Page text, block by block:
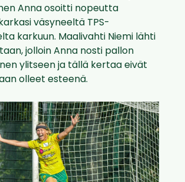
Anna osoitti nopeutta
väsyneeltä TPS-
karkuun. Maalivahti Niemi lähti
jolloin Anna nosti pallon
ylitseen ja tällä kertaa eivät
olleet esteenä.